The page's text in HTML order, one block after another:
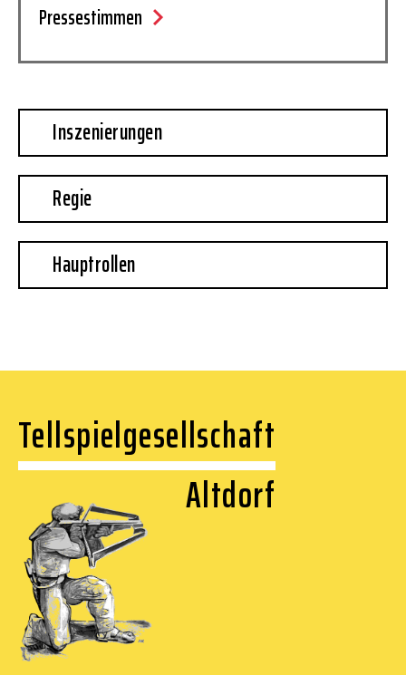
Pressestimmen
Inszenierungen
Regie
Hauptrollen
Tellspielgesellschaft
Altdorf